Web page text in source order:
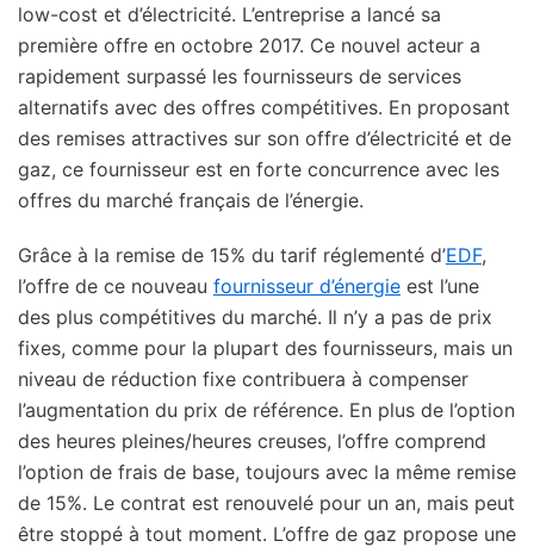
low-cost et d’électricité. L’entreprise a lancé sa
première offre en octobre 2017. Ce nouvel acteur a
rapidement surpassé les fournisseurs de services
alternatifs avec des offres compétitives. En proposant
des remises attractives sur son offre d’électricité et de
gaz, ce fournisseur est en forte concurrence avec les
offres du marché français de l’énergie.
Grâce à la remise de 15% du tarif réglementé d’EDF,
l’offre de ce nouveau fournisseur d’énergie est l’une
des plus compétitives du marché. Il n’y a pas de prix
fixes, comme pour la plupart des fournisseurs, mais un
niveau de réduction fixe contribuera à compenser
l’augmentation du prix de référence. En plus de l’option
des heures pleines/heures creuses, l’offre comprend
l’option de frais de base, toujours avec la même remise
de 15%. Le contrat est renouvelé pour un an, mais peut
être stoppé à tout moment. L’offre de gaz propose une